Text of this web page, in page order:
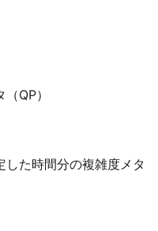
QP）
た時間分の複雑度メタ